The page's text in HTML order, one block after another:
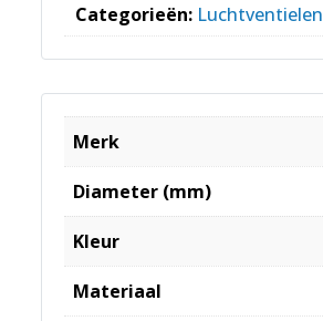
Categorieën:
Merk
Diameter (mm)
Kleur
Materiaal